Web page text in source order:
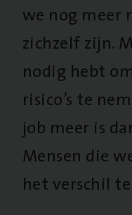
we nog meer
zichzelf zijn.
nodig hebt
risico’s te
job meer is
Mensen die
het verschil